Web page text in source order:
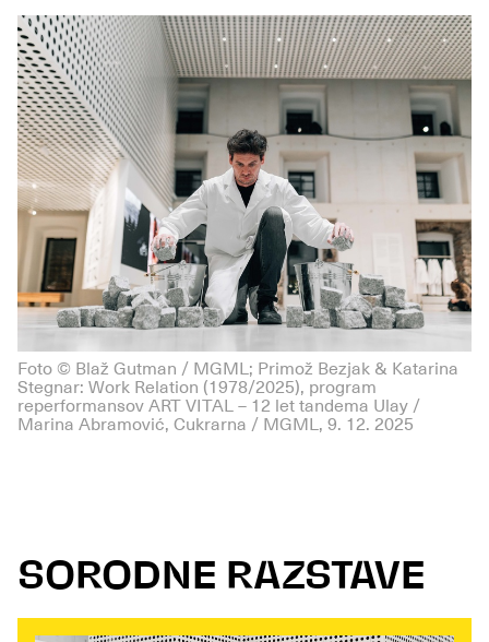
Foto © Blaž Gutman / MGML; Primož Bezjak & Katarina
Stegnar: Work Relation (1978/2025), program
reperformansov ART VITAL – 12 let tandema Ulay /
Marina Abramović, Cukrarna / MGML, 9. 12. 2025
SORODNE RAZSTAVE